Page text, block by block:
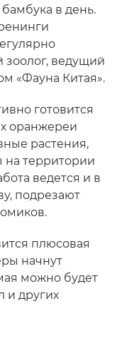
в день.
зоолог, ведущий
«Фауна Китая».
готовится
оранжереи
растения,
на территории
ведется и в
подрезают
плюсовая
начнут
можно будет
и других